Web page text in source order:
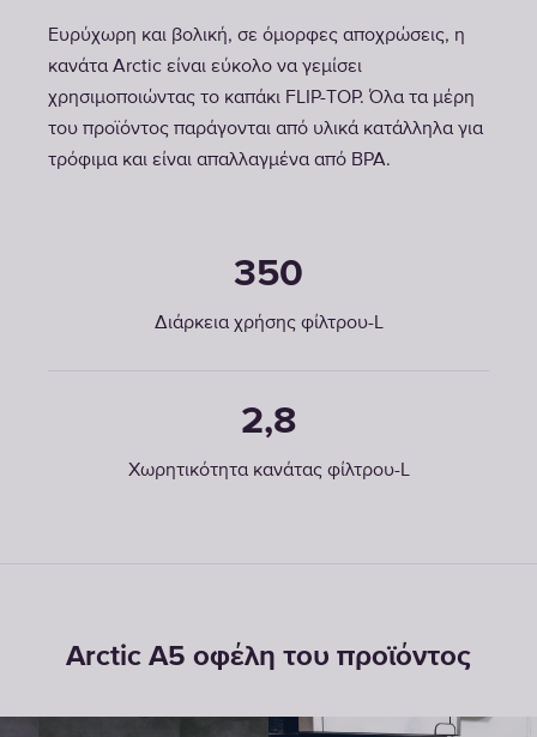
Ευρύχωρη και βολική, σε όμορφες αποχρώσεις, η
κανάτα Arctic είναι εύκολο να γεμίσει
χρησιμοποιώντας το καπάκι FLIP-TOP. Όλα τα μέρη
του προϊόντος παράγονται από υλικά κατάλληλα για
τρόφιμα και είναι απαλλαγμένα από BPA.
350
Διάρκεια χρήσης φίλτρου-L
2,8
Χωρητικότητα κανάτας φίλτρου-L
Arctic A5 οφέλη του προϊόντος